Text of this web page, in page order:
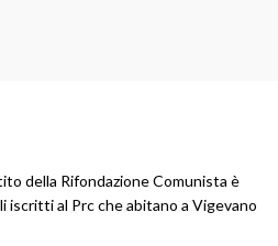
della Rifondazione Comunista è
iscritti al Prc che abitano a Vigevano